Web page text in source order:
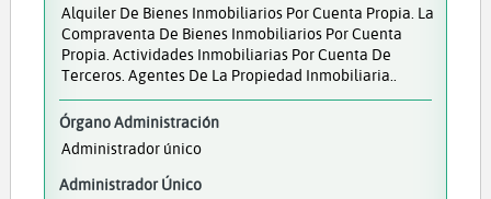
Alquiler De Bienes Inmobiliarios Por Cuenta Propia. La
Compraventa De Bienes Inmobiliarios Por Cuenta
Propia. Actividades Inmobiliarias Por Cuenta De
Terceros. Agentes De La Propiedad Inmobiliaria..
Órgano Administración
Administrador único
Administrador Único